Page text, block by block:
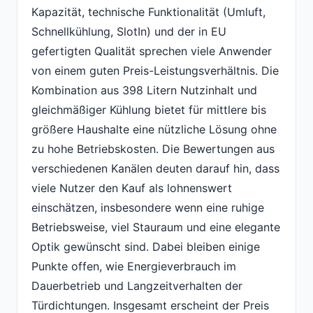
Kapazität, technische Funktionalität (Umluft,
Schnellkühlung, SlotIn) und der in EU
gefertigten Qualität sprechen viele Anwender
von einem guten Preis-Leistungsverhältnis. Die
Kombination aus 398 Litern Nutzinhalt und
gleichmäßiger Kühlung bietet für mittlere bis
größere Haushalte eine nützliche Lösung ohne
zu hohe Betriebskosten. Die Bewertungen aus
verschiedenen Kanälen deuten darauf hin, dass
viele Nutzer den Kauf als lohnenswert
einschätzen, insbesondere wenn eine ruhige
Betriebsweise, viel Stauraum und eine elegante
Optik gewünscht sind. Dabei bleiben einige
Punkte offen, wie Energieverbrauch im
Dauerbetrieb und Langzeitverhalten der
Türdichtungen. Insgesamt erscheint der Preis